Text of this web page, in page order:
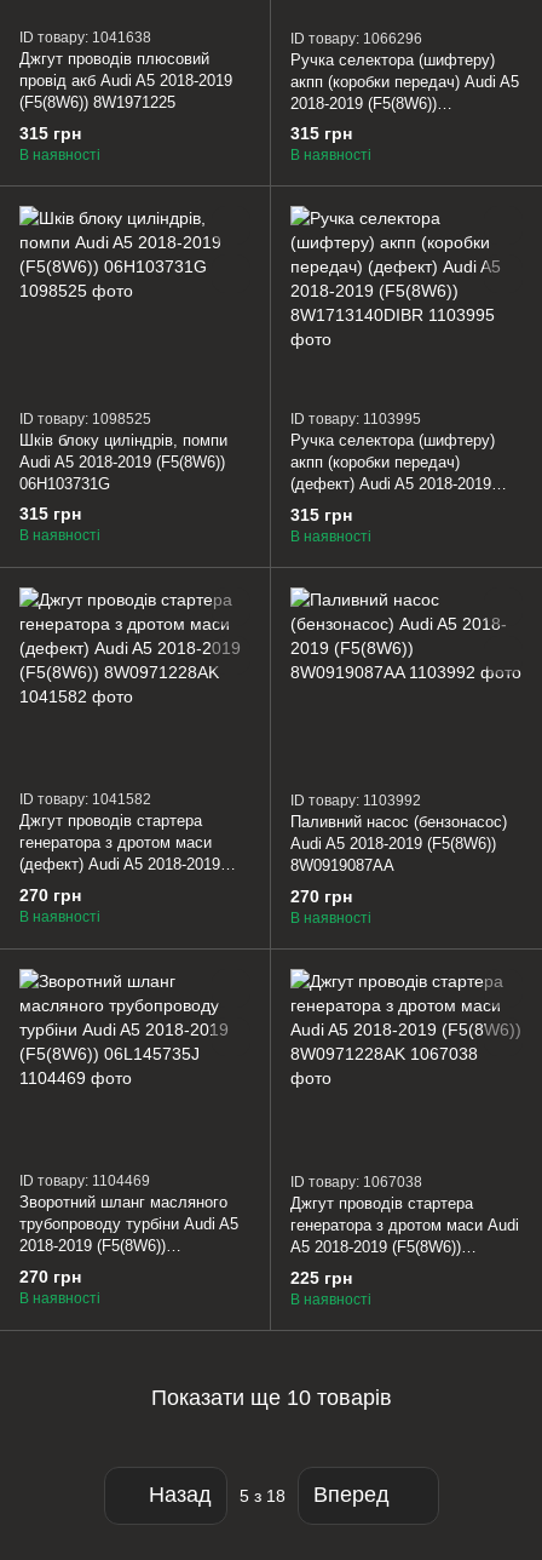
ID товару: 1041638
Джгут проводів плюсовий
провід акб Audi A5 2018-2019
(F5(8W6)) 8W1971225
315 грн
В наявності
ID товару: 1066296
Ручка селектора (шифтеру)
акпп (коробки передач) Audi A5
2018-2019 (F5(8W6))
8W1713140DIBR
315 грн
В наявності
ID товару: 1098525
Шків блоку циліндрів, помпи
Audi A5 2018-2019 (F5(8W6))
06H103731G
315 грн
В наявності
ID товару: 1103995
Ручка селектора (шифтеру)
акпп (коробки передач)
(дефект) Audi A5 2018-2019
(F5(8W6)) 8W1713140DIBR
315 грн
В наявності
ID товару: 1041582
Джгут проводів стартера
генератора з дротом маси
(дефект) Audi A5 2018-2019
(F5(8W6)) 8W0971228AK
270 грн
В наявності
ID товару: 1103992
Паливний насос (бензонасос)
Audi A5 2018-2019 (F5(8W6))
8W0919087AA
270 грн
В наявності
ID товару: 1104469
Зворотний шланг масляного
трубопроводу турбіни Audi A5
2018-2019 (F5(8W6))
06L145735J
270 грн
В наявності
ID товару: 1067038
Джгут проводів стартера
генератора з дротом маси Audi
A5 2018-2019 (F5(8W6))
8W0971228AK
225 грн
В наявності
Показати ще 10 товарів
Назад 5з 18 Вперед